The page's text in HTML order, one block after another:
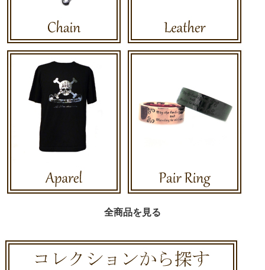
全商品を見る